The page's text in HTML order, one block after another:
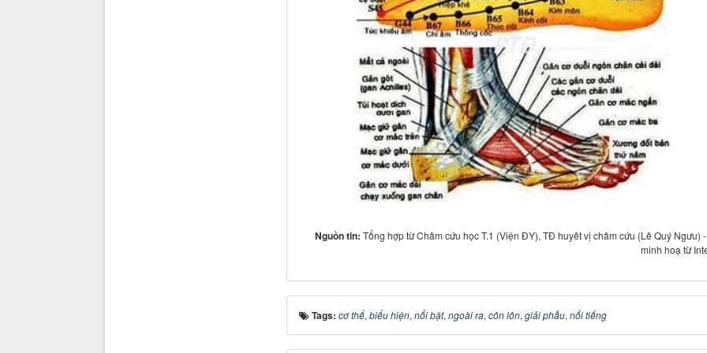
Nguồn tin:Tổng hợp từ Châm cứu học T.1 (Viện ĐY), TĐ huyêt vị châm cứu (Lê Quý Ngưu)
minh hoạ từ
Tags: cơ thể, biểu hiện, nổi bật, ngoài ra, côn lôn, giải phẫu, nổi tiếng